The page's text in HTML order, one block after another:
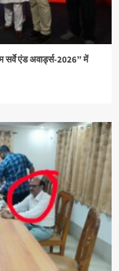
सर्वे एंड अवार्ड्स-2026” में